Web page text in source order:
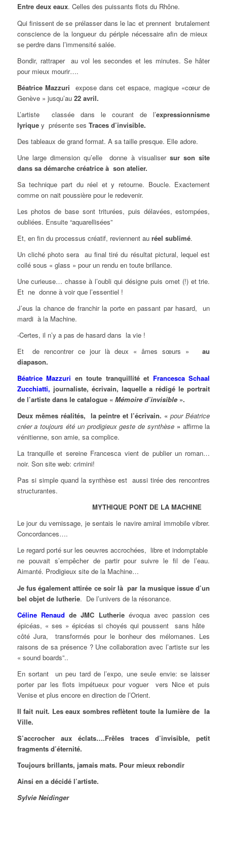
Entre deux eaux. Celles des puissants flots du Rhône.
Qui finissent de se prélasser dans le lac et prennent brutalement
conscience de la longueur du périple nécessaire afin de mieux
se perdre dans l’immensité salée.
Bondir, rattraper au vol les secondes et les minutes. Se hâter
pour mieux mourir….
Béatrice Mazzuri expose dans cet espace, magique «cœur de
Genève » jusqu’au 22 avril.
L’artiste classée dans le courant de l’expressionnisme
lyrique y présente ses Traces d’invisible.
Des tableaux de grand format. A sa taille presque. Elle adore.
Une large dimension qu’elle donne à visualisersur son site
dans sa démarche créatrice à son atelier.
Sa technique part du réel et y retourne. Boucle. Exactement
comme on nait poussière pour le redevenir.
Les photos de base sont triturées, puis délavées, estompées,
oubliées. Ensuite “aquarellisées”
Et, en fin du processus créatif, reviennent au réel sublimé.
Un cliché photo sera au final tiré du résultat pictural, lequel est
collé sous « glass » pour un rendu en toute brillance.
Une curieuse… chasse à l’oubli qui désigne puis omet (!) et trie.
Et ne donne à voir que l’essentiel !
J’eus la chance de franchir la porte en passant par hasard, un
mardi à la Machine.
-Certes, il n’y a pas de hasard dans la vie !
Et de rencontrer ce jour là deux « âmes sœurs » au
diapason.
Béatrice Mazzuri en toute tranquillité et Francesca Schaal
Zucchiatti, journaliste, écrivain, laquelle a rédigé le portrait
de l’artiste dans le catalogue « Mémoire d’invisible».
Deux mêmes réalités, la peintre et l’écrivain. «pour Béatrice
créer a toujours été un prodigieux geste de synthèse » affirme la
vénitienne, son amie, sa complice.
La tranquille et sereine Francesca vient de publier un roman…
noir. Son site web: crimini!
Pas si simple quand la synthèse est aussi tirée des rencontres
structurantes.
MYTHIQUE PONT DE LA MACHINE
Le jour du vernissage, je sentais le navire amiral immobile vibrer.
Concordances….
Le regard porté sur les oeuvres accrochées, libre et indomptable
ne pouvait s’empêcher de partir pour suivre le fil de l’eau.
Aimanté. Prodigieux site de la Machine…
Je fus également attirée ce soir là par la musique issue d’un
bel objet de lutherie. De l’univers de la résonance.
Céline Renaud de JMC Lutherieévoqua avec passion ces
épicéas, « ses » épicéas si choyés qui poussent sans hâte
côté Jura, transformés pour le bonheur des mélomanes. Les
raisons de sa présence ? Une collaboration avec l’artiste sur les
« sound boards”..
En sortant un peu tard de l’expo, une seule envie: se laisser
porter par les flots impétueux pour voguer vers Nice et puis
Venise et plus encore en direction de l’Orient.
Il fait nuit. Les eaux sombres reflètent toute la lumière de la
Ville.
S’accrocher aux éclats….Frêles traces d’invisible, petit
fragments d’éternité.
Toujours brillants, jamais mats. Pour mieux rebondir
Ainsi en a décidé l’artiste.
Sylvie Neidinger